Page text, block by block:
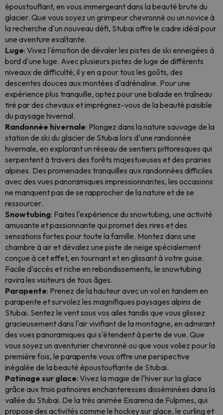
époustouflant, en vous immergeant dans la beauté brute du
glacier. Que vous soyez un grimpeur chevronné ou un novice à
la recherche d'un nouveau défi, Stubai offre le cadre idéal pour
une aventure exaltante.
Luge: Vivez l'émotion de dévaler les pistes de ski enneigées à
bord d'une luge. Avec plusieurs pistes de luge de différents
niveaux de difficulté, il y en a pour tous les goûts, des
descentes douces aux montées d'adrénaline. Pour une
expérience plus tranquille, optez pour une balade en traîneau
tiré par des chevaux et imprégnez-vous de la beauté paisible
du paysage hivernal.
Randonnée hivernale: Plongez dans la nature sauvage de la
station de ski du glacier de Stubai lors d'une randonnée
hivernale, en explorant un réseau de sentiers pittoresques qui
serpentent à travers des forêts majestueuses et des prairies
alpines. Des promenades tranquilles aux randonnées difficiles
avec des vues panoramiques impressionnantes, les occasions
ne manquent pas de se rapprocher de la nature et de se
ressourcer.
Snowtubing: Faites l'expérience du snowtubing, une activité
amusante et passionnante qui promet des rires et des
sensations fortes pour toute la famille. Montez dans une
chambre à air et dévalez une piste de neige spécialement
conçue à cet effet, en tournant et en glissant à votre guise.
Facile d'accès et riche en rebondissements, le snowtubing
ravira les visiteurs de tous âges.
Parapente: Prenez de la hauteur avec un vol en tandem en
parapente et survolez les magnifiques paysages alpins de
Stubai. Sentez le vent sous vos ailes tandis que vous glissez
gracieusement dans l'air vivifiant de la montagne, en admirant
des vues panoramiques qui s'étendent à perte de vue. Que
vous soyez un aventurier chevronné ou que vous voliez pour la
première fois, le parapente vous offre une perspective
inégalée de la beauté époustouflante de Stubai.
Patinage sur glace: Vivez la magie de l'hiver sur la glace
grâce aux trois patinoires enchanteresses disséminées dans la
vallée du Stubai. De la très animée Eisarena de Fulpmes, qui
propose des activités comme le hockey sur glace, le curling et